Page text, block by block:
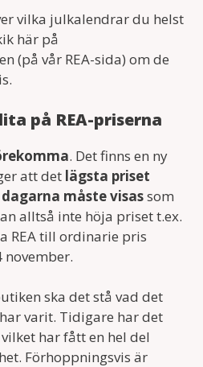
vilka julkalendrar du helst
här på
(på vår REA-sida) om de
på REA-priserna
. Det finns en ny
att det lägsta priset
måste visassom
alltså inte höja priset t.ex.
REA till ordinarie pris
november.
ska det stå vad det
varit. Tidigare har det
har fått en hel del
Förhoppningsvis är